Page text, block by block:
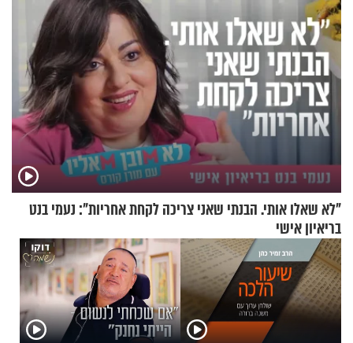
"לא שאלו אותי. הבנתי שאני צריכה לקחת אחריות": נעמי בנט
בריאיון אישי